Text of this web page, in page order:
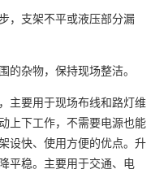
，支架不平或液压部分漏
杂物，保持现场整洁。
主要用于现场布线和路灯维
上下工作，不需要电源也能
设快、使用方便的优点。升
平稳。主要用于交通、电